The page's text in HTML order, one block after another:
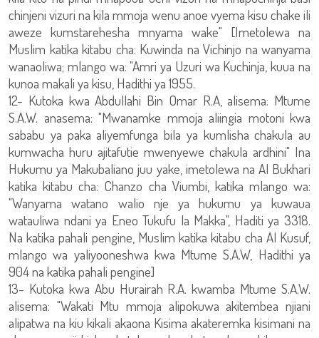
chinjeni vizuri na kila mmoja wenu anoe vyema kisu chake ili
aweze kumstarehesha mnyama wake" [Imetolewa na
Muslim katika kitabu cha: Kuwinda na Vichinjo na wanyama
wanaoliwa; mlango wa: "Amri ya Uzuri wa Kuchinja, kuua na
kunoa makali ya kisu, Hadithi ya 1955.
12- Kutoka kwa Abdullahi Bin Omar R.A, alisema: Mtume
S.A.W. anasema: "Mwanamke mmoja aliingia motoni kwa
sababu ya paka aliyemfunga bila ya kumlisha chakula au
kumwacha huru ajitafutie mwenyewe chakula ardhini" Ina
Hukumu ya Makubaliano juu yake, imetolewa na Al Bukhari
katika kitabu cha: Chanzo cha Viumbi, katika mlango wa:
"Wanyama watano walio nje ya hukumu ya kuwaua
watauliwa ndani ya Eneo Tukufu la Makka", Haditi ya 3318.
Na katika pahali pengine, Muslim katika kitabu cha Al Kusuf,
mlango wa yaliyooneshwa kwa Mtume S.A.W, Hadithi ya
904 na katika pahali pengine]
13- Kutoka kwa Abu Hurairah R.A. kwamba Mtume S.A.W.
alisema: "Wakati Mtu mmoja alipokuwa akitembea njiani
alipatwa na kiu kikali akaona Kisima akateremka kisimani na